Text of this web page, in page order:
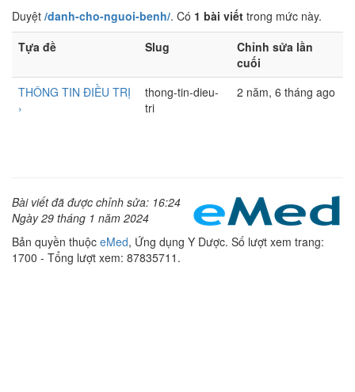
Duyệt /danh-cho-nguoi-benh/. Có 1 bài viết trong mức này.
Tựa đề
Slug
Chỉnh sửa lần
cuối
THÔNG TIN ĐIỀU TRỊ
›
thong-tin-dieu-
tri
2 năm, 6 tháng ago
Bài viết đã được chỉnh sửa: 16:24
Ngày 29 tháng 1 năm 2024
Bản quyền thuộc eMed, Ứng dụng Y Dược. Số lượt xem trang:
1700 - Tổng lượt xem: 87835711.